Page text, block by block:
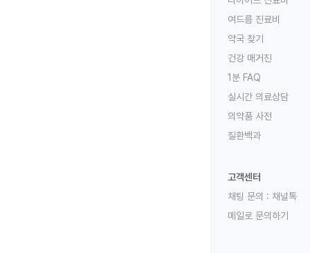
여드름 진료비
약국 찾기
건강 매거진
1분 FAQ
실시간 의료상담
의약품 사전
질환백과
고객센터
채팅 문의 : 채널톡
메일로 문의하기